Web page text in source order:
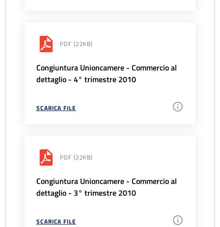
PDF (22KB)
Congiuntura Unioncamere - Commercio al
dettaglio - 4° trimestre 2010
SCARICA FILE
PDF (22KB)
Congiuntura Unioncamere - Commercio al
dettaglio - 3° trimestre 2010
SCARICA FILE